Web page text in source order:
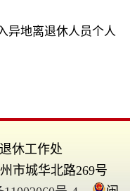
异地离退休人员个人
休工作处
市城华北路269号